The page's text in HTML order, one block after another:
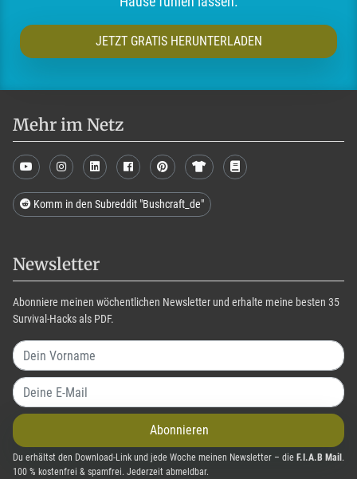
JETZT GRATIS HERUNTERLADEN
Mehr im Netz
Komm in den Subreddit "Bushcraft_de"
Newsletter
Abonniere meinen wöchentlichen Newsletter und erhalte meine besten 35
Survival-Hacks als PDF.
Abonnieren
Du erhältst den Download-Link und jede Woche meinen Newsletter – die F.I.A.B Mail .
100 % kostenfrei & spamfrei. Jederzeit abmeldbar.